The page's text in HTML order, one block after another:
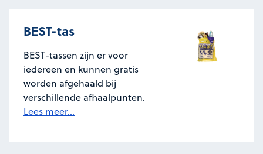
BEST-tas
BEST-tassen zijn er voor
iedereen en kunnen gratis
worden afgehaald bij
verschillende afhaalpunten.
Lees meer...